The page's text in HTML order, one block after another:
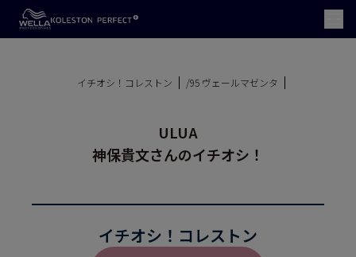
イチオシ！コレストン /95 ヴェールマゼンタ
ULUA
神保貴文さんのイチオシ！
イチオシ！コレストン